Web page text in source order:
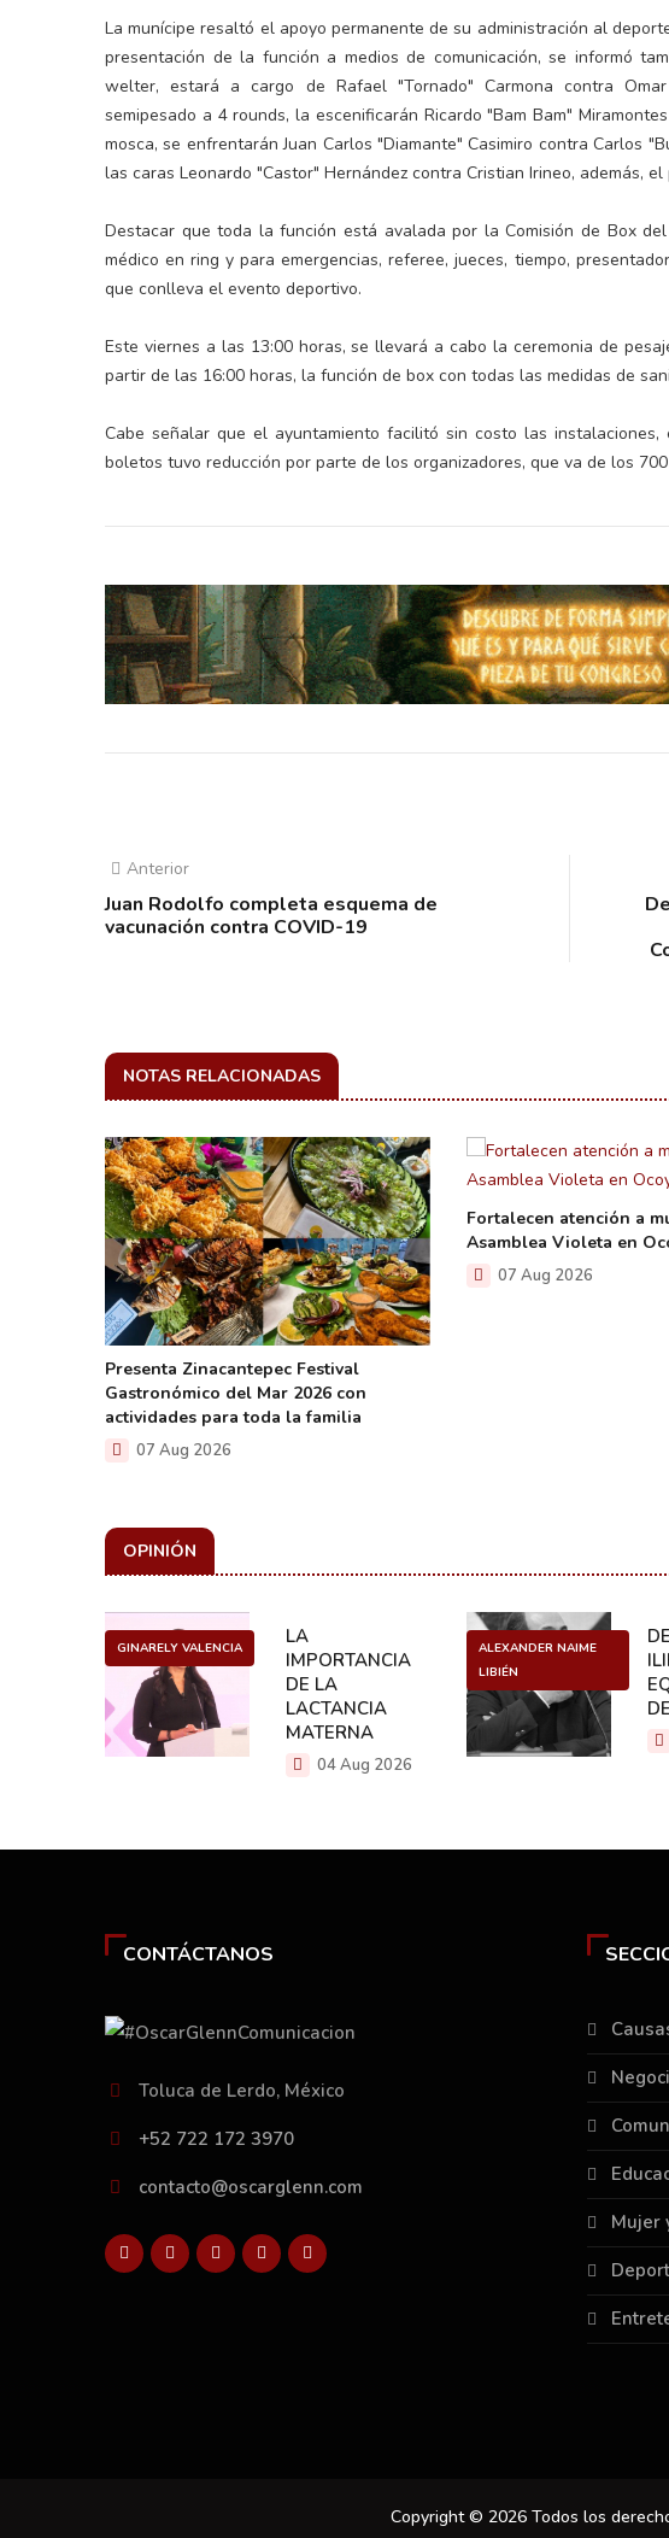
La munícipe resaltó el apoyo permanente de su administración al
presentación de la función a medios de comunicación, se informó
welter, estará a cargo de Rafael "Tornado" Carmona contra
semipesado a 4 rounds, la escenificarán Ricardo "Bam Bam"
mosca, se enfrentarán Juan Carlos "Diamante" Casimiro contra Carlos
las caras Leonardo "Castor" Hernández contra Cristian Irineo, además,
Destacar que toda la función está avalada por la Comisión de Box
médico en ring y para emergencias, referee, jueces, tiempo,
que conlleva el evento deportivo.
Este viernes a las 13:00 horas, se llevará a cabo la ceremonia de
partir de las 16:00 horas, la función de box con todas las medidas de
Cabe señalar que el ayuntamiento facilitó sin costo las
boletos tuvo reducción por parte de los organizadores, que va de los
Anterior
Juan Rodolfo completa esquema de
vacunación contra COVID-19
NOTAS RELACIONADAS
Presenta Zinacantepec Festival
Gastronómico del Mar 2026 con
actividades para toda la familia
07 Aug 2026
Fortalecen atención a
Asamblea Violeta en
07 Aug 2026
OPINIÓN
GINARELY VALENCIA
LA
IMPORTANCIA
DE LA
LACTANCIA
MATERNA
04 Aug 2026
ALEXANDER NAIME
LIBIÉN
CONTÁCTANOS
Toluca de Lerdo, México
+52 722 172 3970
contacto@oscarglenn.com
Mujer
Copyright © 2026 Todos los